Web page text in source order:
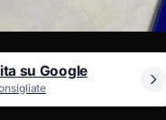
su Google